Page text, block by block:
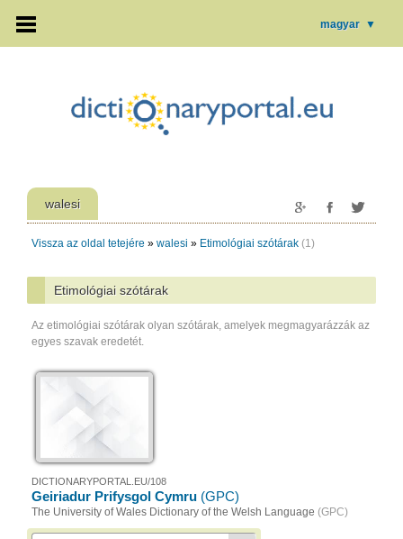
magyar ▼
walesi
Vissza az oldal tetejére » walesi » Etimológiai szótárak (1)
Etimológiai szótárak
Az etimológiai szótárak olyan szótárak, amelyek megmagyarázzák az
egyes szavak eredetét.
DICTIONARYPORTAL.EU/108
Geiriadur Prifysgol Cymru (GPC)
The University of Wales Dictionary of the Welsh Language (GPC)